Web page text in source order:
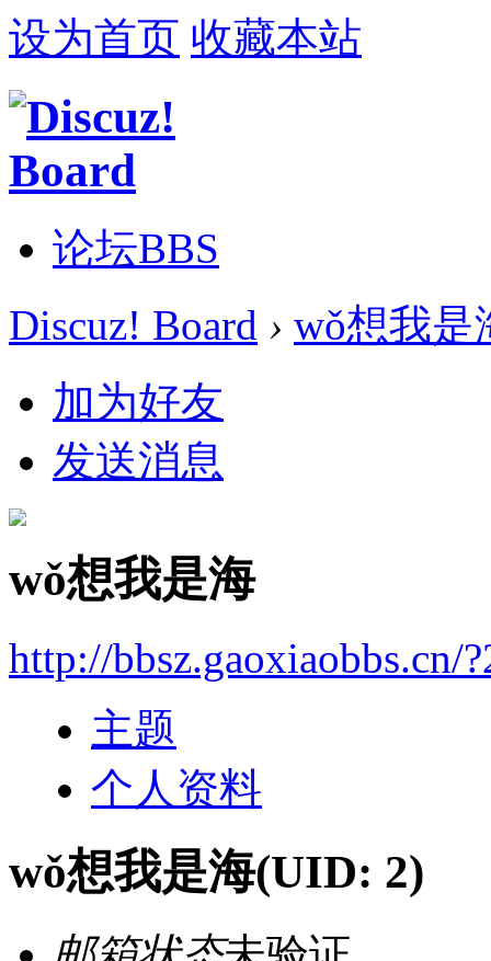
设为首页 收藏本站
论坛BBS
Discuz! Board › wǒ想我是
加为好友
发送消息
wǒ想我是海
http://bbsz.gaoxiaobbs.cn/
主题
个人资料
wǒ想我是海(UID: 2)